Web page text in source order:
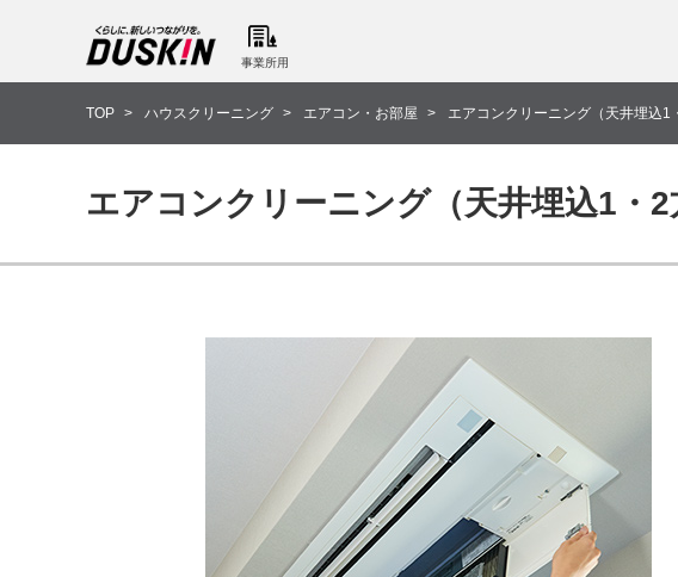
事業所用
TOP ハウスクリーニング エアコン・お部屋 エアコンクリーニング（天井埋込1
エアコンクリーニング（天井埋込1・2